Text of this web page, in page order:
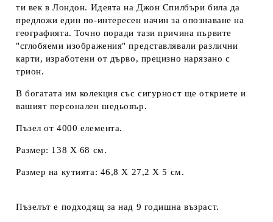
ти век в Лондон. Идеята на Джон Спилбъри била да
предложи един по-интересен начин за опознаване на
географията. Точно поради тази причина първите
"сглобяеми изображения" представлявали различни
карти, изработени от дърво, прецизно нарязано с
трион.
В богатата им колекция със сигурност ще откриете и
вашият персонален шедьовър.
Пъзел от 4000 елемента.
Размер: 138 Х 68 см.
Размер на кутията: 46,8 Х 27,2 Х 5 см.
Пъзелът е подходящ за над 9 годишна възраст.